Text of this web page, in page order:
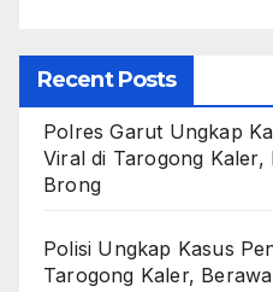
Recent Posts
Polres Garut Ungkap
Viral di Tarogong
Brong
Polisi Ungkap Kasus
Tarogong Kaler,